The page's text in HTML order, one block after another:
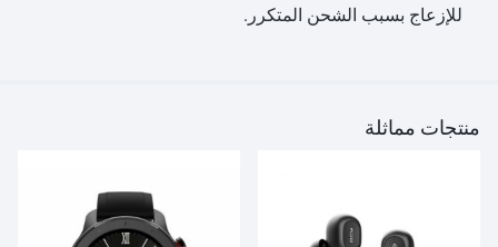
للإزعاج بسبب الشحن المتكرر.
منتجات مماثلة